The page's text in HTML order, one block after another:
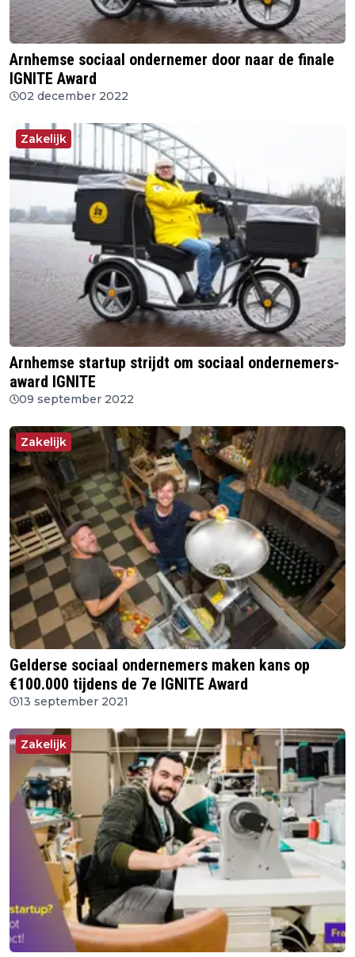
Arnhemse sociaal ondernemer door naar de finale
IGNITE Award
02 december 2022
Zakelijk
Arnhemse startup strijdt om sociaal ondernemers-
award IGNITE
09 september 2022
Zakelijk
Gelderse sociaal ondernemers maken kans op
€100.000 tijdens de 7e IGNITE Award
13 september 2021
Zakelijk